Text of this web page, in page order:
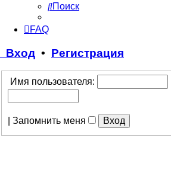
Поиск
FAQ
Вход • Регистрация
Имя пользователя:
Запомнить меня